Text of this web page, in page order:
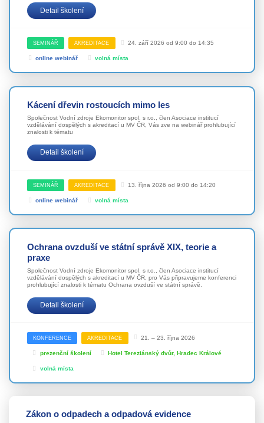
Detail školení
SEMINÁŘ AKREDITACE 24. září 2026 od 9:00 do 14:35
online webinář volná místa
Kácení dřevin rostoucích mimo les
Společnost Vodní zdroje Ekomonitor spol. s r.o., člen Asociace institucí
vzdělávání dospělých s akreditací u MV ČR, Vás zve na webinář prohlubující
znalosti k tématu
Detail školení
SEMINÁŘ AKREDITACE 13. října 2026 od 9:00 do 14:20
online webinář volná místa
Ochrana ovzduší ve státní správě XIX, teorie a
praxe
Společnost Vodní zdroje Ekomonitor spol. s r.o., člen Asociace institucí
vzdělávání dospělých s akreditací u MV ČR, pro Vás připravujeme konferenci
prohlubující znalosti k tématu Ochrana ovzduší ve státní správě.
Detail školení
KONFERENCE AKREDITACE 21. – 23. října 2026
prezenční školení Hotel Tereziánský dvůr, Hradec Králové
volná místa
Zákon o odpadech a odpadová evidence